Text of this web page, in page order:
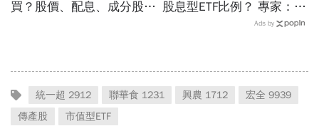
買？股價、配息、成分股… 股息型ETF比例？ 專家：用
防禦配置打開「錢」意識
Ads by
統一超 2912 聯華食 1231 興農 1712
宏全 9939
傳產股
市值型ETF